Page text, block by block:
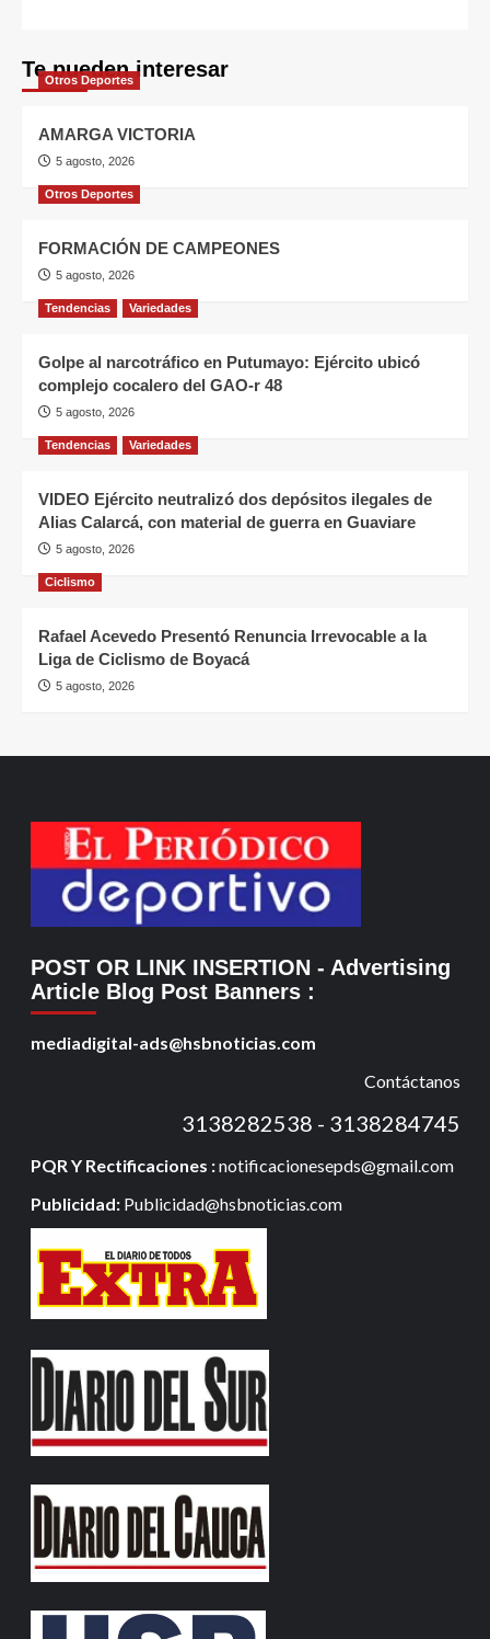
Te pueden interesar
Otros Deportes
AMARGA VICTORIA
5 agosto, 2026
Otros Deportes
FORMACIÓN DE CAMPEONES
5 agosto, 2026
Tendencias Variedades
Golpe al narcotráfico en Putumayo: Ejército ubicó
complejo cocalero del GAO-r 48
5 agosto, 2026
Tendencias Variedades
VIDEO Ejército neutralizó dos depósitos ilegales de
Alias Calarcá, con material de guerra en Guaviare
5 agosto, 2026
Ciclismo
Rafael Acevedo Presentó Renuncia Irrevocable a la
Liga de Ciclismo de Boyacá
5 agosto, 2026
POST OR LINK INSERTION - Advertising
Article Blog Post Banners :
mediadigital-ads@hsbnoticias.com
Contáctanos
3138282538 - 3138284745
PQR Y Rectificaciones :notificacionesepds@gmail.com
Publicidad: Publicidad@hsbnoticias.com